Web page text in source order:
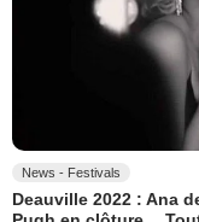
News - Festivals
Deauville 2022 : Ana